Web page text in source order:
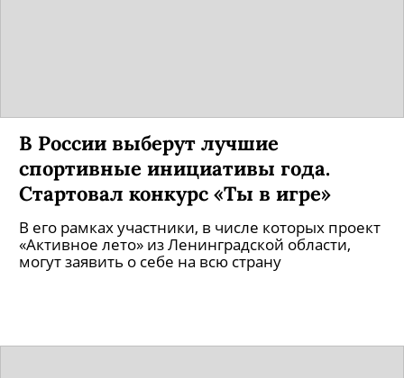
В России выберут лучшие
спортивные инициативы года.
Стартовал конкурс «Ты в игре»
В его рамках участники, в числе которых проект
«Активное лето» из Ленинградской области,
могут заявить о себе на всю страну